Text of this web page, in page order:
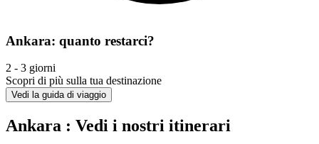
Ankara: quanto restarci?
2 - 3 giorni
Scopri di più sulla tua destinazione
Vedi la guida di viaggio
Ankara : Vedi i nostri itinerari